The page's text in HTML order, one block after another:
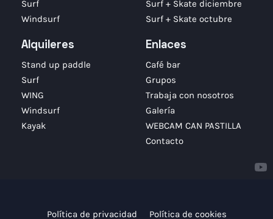
Surf
Windsurf
Surf + Skate diciembre
Surf + Skate octubre
Alquileres
Stand up paddle
Surf
WING
Windsurf
Kayak
Enlaces
Café bar
Grupos
Trabaja con nosotros
Galería
WEBCAM CAN PASTILLA
Contacto
Política de privacidad Política de cookies